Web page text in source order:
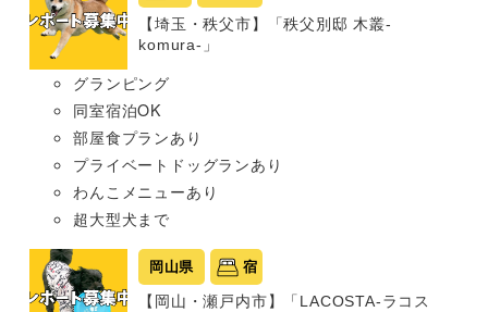
【埼玉・秩父市】「秩父別邸 木叢-
komura-」
グランピング
同室宿泊OK
部屋食プランあり
プライベートドッグランあり
わんこメニューあり
超大型犬まで
岡山県 宿
【岡山・瀬戸内市】「LACOSTA-ラコス